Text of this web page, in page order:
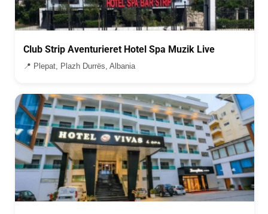
Club Strip Aventurieret Hotel Spa Muzik Live
📍 Plepat, Plazh Durrës, Albania